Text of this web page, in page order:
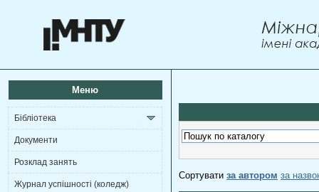
Меню
Бібліотека
Документи
Розклад занять
Журнал успішності (коледж)
Сортувати за автором за